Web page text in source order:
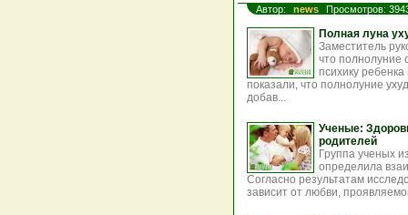
Автор: news Просмотров:
Полная луна
Заместитель
что полнолуние
психику
показали, что полнолуние
добав...
Ученые:
родителей
Группа ученых
определила
Согласно результатам
зависит от любви,